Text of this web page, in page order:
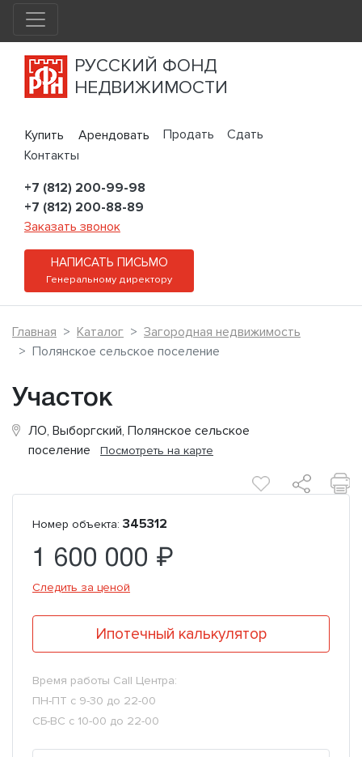
РУССКИЙ ФОНД
НЕДВИЖИМОСТИ
Купить Арендовать Продать
Сдать
Контакты
+7 (812) 200-99-98
+7 (812) 200-88-89
Заказать звонок
НАПИСАТЬ ПИСЬМО
Генеральному директору
Главная Каталог
Загородная недвижимость
Полянское сельское поселение
Участок
ЛО, Выборгский, Полянское сельское
поселение Посмотреть на карте
Номер объекта: 345312
1 600 000 ₽
Следить за ценой
Ипотечный калькулятор
Время работы Call Центра:
ПН-ПТ с 9-30 до 22-00
СБ-ВС с 10-00 до 22-00